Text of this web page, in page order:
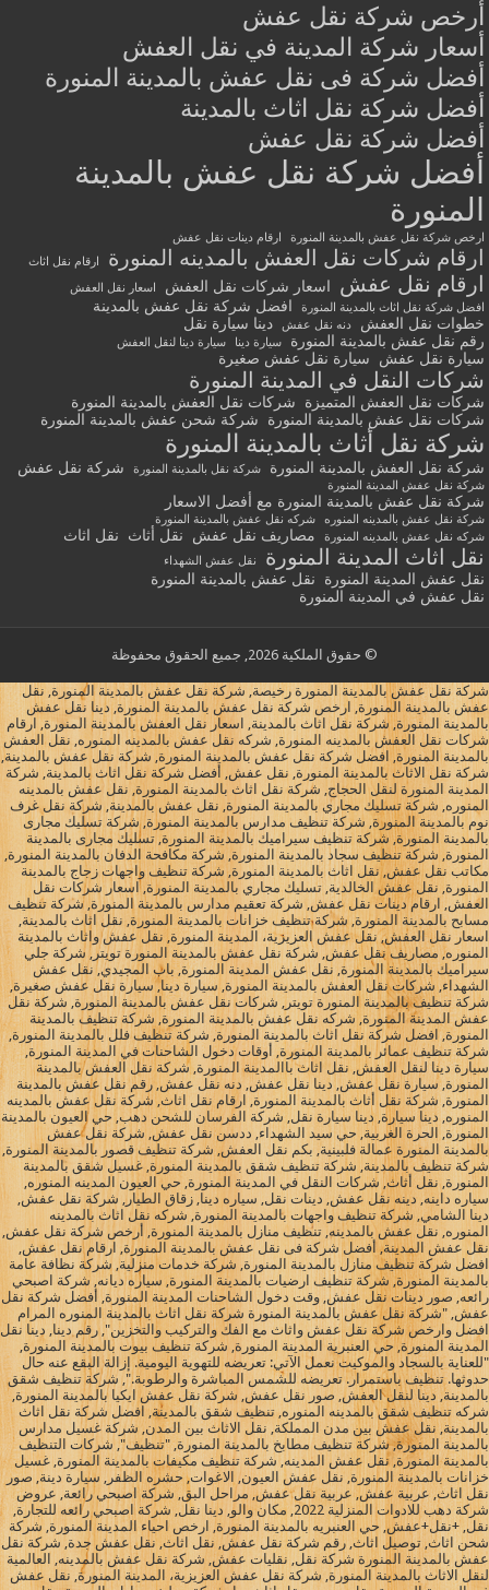
أرخص شركة نقل عفش
أسعار شركة المدينة في نقل العفش
أفضل شركة فى نقل عفش بالمدينة المنورة
أفضل شركة نقل اثاث بالمدينة
أفضل شركة نقل عفش
أفضل شركة نقل عفش بالمدينة
المنورة
ارخص شركة نقل عفش بالمدينة المنورة ارقام دينات نقل عفش
ارقام شركات نقل العفش بالمدينه المنورة ارقام نقل اثاث
ارقام نقل عفش اسعار شركات نقل العفش
اسعار نقل العفش
افضل شركة نقل اثاث بالمدينة المنورة
افضل شركة نقل عفش بالمدينة
خطوات نقل العفش
دنه نقل عفش
دينا سيارة نقل
رقم نقل عفش بالمدينة المنورة
سيارة دينا سيارة دينا لنقل العفش
سيارة نقل عفش سيارة نقل عفش صغيرة
شركات النقل في المدينة المنورة
شركات نقل العفش المتميزة
شركات نقل العفش بالمدينة المنورة
شركات نقل عفش بالمدينة المنورة
شركة شحن عفش بالمدينة المنورة
شركة نقل أثاث بالمدينة المنورة
شركة نقل العفش بالمدينة المنورة شركة نقل بالمدينة المنورة شركة نقل عفش
شركة نقل عفش المدينة المنورة
شركة نقل عفش بالمدينة المنورة مع أفضل الاسعار
شركة نقل عفش بالمدينه المنوره
شركه نقل عفش بالمدينة المنورة
شركه نقل عفش بالمدينه المنورة
مصاريف نقل عفش نقل أثاث نقل اثاث
نقل اثاث المدينة المنورة نقل عفش الشهداء
نقل عفش المدينة المنورة
نقل عفش بالمدينة المنورة
نقل عفش في المدينة المنورة
© حقوق الملكية 2026, جميع الحقوق محفوظة
شركة نقل عفش بالمدينة المنورة رخيصة, شركة نقل عفش بالمدينة المنورة, نقل
عفش بالمدينة المنورة, ارخص شركة نقل عفش بالمدينة المنورة, دينا نقل عفش
بالمدينة المنورة, شركة نقل اثاث بالمدينة, اسعار نقل العفش بالمدينة المنورة, ارقام
شركات نقل العفش بالمدينه المنورة, شركه نقل عفش بالمدينه المنوره, نقل العفش
بالمدينة المنورة, افضل شركة نقل عفش بالمدينة المنورة, شركة نقل عفش بالمدينة,
شركة نقل الاثاث بالمدينة المنورة, نقل عفش, أفضل شركة نقل اثاث بالمدينة, شركة
المدينة المنورة لنقل الحجاج, شركة نقل اثاث بالمدينة المنورة, نقل عفش بالمدينه
المنوره, شركة تسليك مجاري بالمدينة المنورة, نقل عفش بالمدينة, شركة نقل غرف
نوم بالمدينة المنورة, شركة تنظيف مدارس بالمدينة المنورة, شركة تسليك مجارى
بالمدينة المنورة, شركة تنظيف سيراميك بالمدينة المنورة, تسليك مجارى بالمدينة
المنورة, شركة تنظيف سجاد بالمدينة المنورة, شركة مكافحة الدفان بالمدينة المنورة,
مكاتب نقل عفش, نقل اثاث بالمدينة المنورة, شركة تنظيف واجهات زجاج بالمدينة
المنورة, نقل عفش الخالدية, تسليك مجاري بالمدينة المنورة, اسعار شركات نقل
العفش, ارقام دينات نقل عفش, شركة تعقيم مدارس بالمدينة المنورة, شركة تنظيف
مسابح بالمدينة المنورة, شركة تنظيف خزانات بالمدينة المنورة, نقل اثاث بالمدينة,
اسعار نقل العفش, نقل عفش العزيزية، المدينة المنورة, نقل عفش واثاث بالمدينة
المنوره, مصاريف نقل عفش, شركة نقل عفش بالمدينة المنورة تويتر, شركة جلي
سيراميك بالمدينة المنورة, نقل عفش المدينة المنورة, باب المجيدي, نقل عفش
الشهداء, شركات نقل العفش بالمدينة المنورة, سيارة دينا, سيارة نقل عفش صغيرة,
شركة تنظيف بالمدينة المنورة تويتر, شركات نقل عفش بالمدينة المنورة, شركة نقل
عفش المدينة المنورة, شركه نقل عفش بالمدينة المنورة, شركة تنظيف بالمدينة
المنورة, افضل شركة نقل اثاث بالمدينة المنورة, شركة تنظيف فلل بالمدينة المنورة,
شركة تنظيف عمائر بالمدينة المنورة, أوقات دخول الشاحنات في المدينة المنورة,
سيارة دينا لنقل العفش, نقل اثاث باالمدينة المنورة, شركة نقل العفش بالمدينة
المنورة, سيارة نقل عفش, دينا نقل عفش, دنه نقل عفش, رقم نقل عفش بالمدينة
المنورة, شركة نقل أثاث بالمدينة المنورة, ارقام نقل اثاث, شركة نقل عفش بالمدينه
المنوره, دينا سيارة, دينا سيارة نقل, شركة الفرسان للشحن دهب, حي العيون بالمدينة
المنورة, الحرة الغربية, حي سيد الشهداء, ددسن نقل عفش, شركة نقل عفش
بالمدينة المنورة عمالة فلبينية, بكم نقل العفش, شركة تنظيف قصور بالمدينة المنورة,
شركة تنظيف بالمدينة, شركة تنظيف شقق بالمدينة المنورة, غسيل شقق بالمدينة
المنورة, نقل أثاث, شركات النقل في المدينة المنورة, حي العيون المدينه المنوره,
سياره داينه, دينه نقل عفش, دينات نقل, سياره دينا, زقاق الطيار, شركة نقل عفش,
دينا الشامي, شركة تنظيف واجهات بالمدينة المنورة, شركه نقل اثاث بالمدينه
المنوره, نقل عفش بالمدينه, تنظيف منازل بالمدينة المنورة, أرخص شركة نقل عفش,
نقل عفش المدينة, أفضل شركة فى نقل عفش بالمدينة المنورة, ارقام نقل عفش,
افضل شركة تنظيف منازل بالمدينة المنورة, شركة خدمات منزلية, شركة نظافة عامة
بالمدينة المنورة, شركة تنظيف ارضيات بالمدينة المنورة, سياره ديانه, شركة اصبحي
رائعه, صور دينات نقل عفش, وقت دخول الشاحنات المدينة المنورة, أفضل شركة نقل
عفش, "شركة نقل عفش بالمدينة المنورة شركة نقل اثاث بالمدينة المنوره المرام
افضل وارخص شركة نقل عفش واثاث مع الفك والتركيب والتخزين", رقم دينا, دينا نقل
المدينة المنورة, حي العنبرية المدينة المنورة, شركة تنظيف بيوت بالمدينة المنورة,
"للعناية بالسجاد والموكيت نعمل الآتي: تعريضه للتهوية اليومية. إزالة البقع عنه حال
حدوثها. تنظيف باستمرار. تعريضه للشمس المباشرة والرطوبة.", شركة تنظيف شقق
بالمدينة, دينا لنقل العفش, صور نقل عفش, شركة نقل عفش ايكيا بالمدينة المنورة,
شركه تنظيف شقق بالمدينه المنوره, تنظيف شقق بالمدينة, افضل شركة نقل اثاث
بالمدينة, نقل عفش بين مدن المملكة, نقل الاثاث بين المدن, شركة غسيل مدارس
بالمدينة المنورة, شركة تنظيف مطابخ بالمدينة المنورة, "تنظيف", شركات التنظيف
بالمدينة المنورة, نقل عفش المدينه, شركة تنظيف مكيفات بالمدينة المنورة, غسيل
خزانات بالمدينة المنورة, نقل عفش العيون, الاغوات, حشره الظفر, سيارة دينة, صور
نقل اثاث, عربية عفش, عربية نقل عفش, مراحل البق, شركة اصبحي رائعة, عروض
شركة دهب للادوات المنزلية 2022, مكان والو, دينا نقل, شركة اصبحي رائعه للتجارة,
نقل, +نقل+عفش, حي العنبريه بالمدينة المنورة, ارخص احياء المدينة المنورة, شركة
شحن اثاث, توصيل اثاث, رقم شركة نقل عفش, نقل اثاث, نقل عفش جدة, شركة نقل
عفش بالمدينة المنورة شركة نقل, نقليات عفش, شركة نقل عفش بالمدينه, العالمية
لنقل الاثاث بالمدينة المنورة, شركة نقل عفش العزيزية، المدينة المنورة, نقل عفش